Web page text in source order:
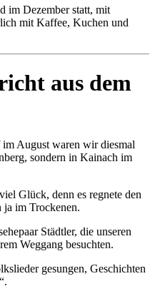
im Dezember statt, mit
mit Kaffee, Kuchen und
aus dem
August waren wir diesmal
sondern in Kainach im
Glück, denn es regnete den
ja im Trockenen.
Städtler, die unseren
Weggang besuchten.
gesungen, Geschichten